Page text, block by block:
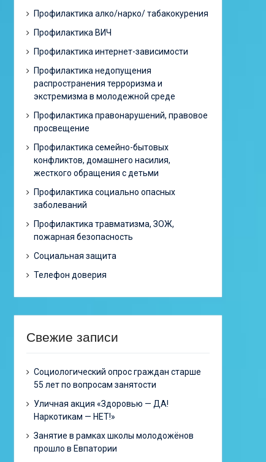
Профилактика алко/нарко/ табакокурения
Профилактика ВИЧ
Профилактика интернет-зависимости
Профилактика недопущения
распространения терроризма и
экстремизма в молодежной среде
Профилактика правонарушений, правовое
просвещение
Профилактика семейно-бытовых
конфликтов, домашнего насилия,
жесткого обращения с детьми
Профилактика социально опасных
заболеваний
Профилактика травматизма, ЗОЖ,
пожарная безопасность
Социальная защита
Телефон доверия
Свежие записи
Cоциологический опрос граждан старше
55 лет по вопросам занятости
Уличная акция «Здоровью — ДА!
Наркотикам — НЕТ!»
Занятие в рамках школы молодожёнов
прошло в Евпатории